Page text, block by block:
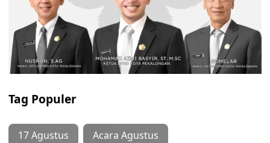
Tag Populer
17 Agustus Acara Agustus